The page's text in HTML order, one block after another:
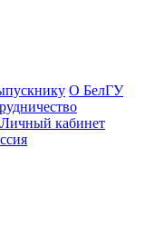
О БелГУ
Личный кабинет